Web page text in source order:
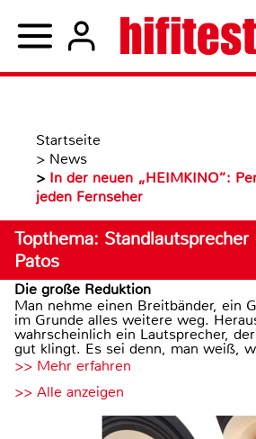
Startseite
> News
> In der neuen „HEIMKINO“:
jeden Fernseher
Topthema: Standlautsprecher
Patos
Die große Reduktion
Man nehme einen Breitbänder, ein
im Grunde alles weitere weg.
wahrscheinlich ein Lautsprecher,
gut klingt. Es sei denn, man weiß,
>> Mehr erfahren
>> Alle anzeigen